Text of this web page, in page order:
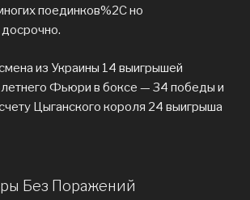
поединков%2C но
из Украины 14 выигрышей
Фьюри в боксе — 34 победы и
Цыганского короля 24 выигрыша
Без Поражений